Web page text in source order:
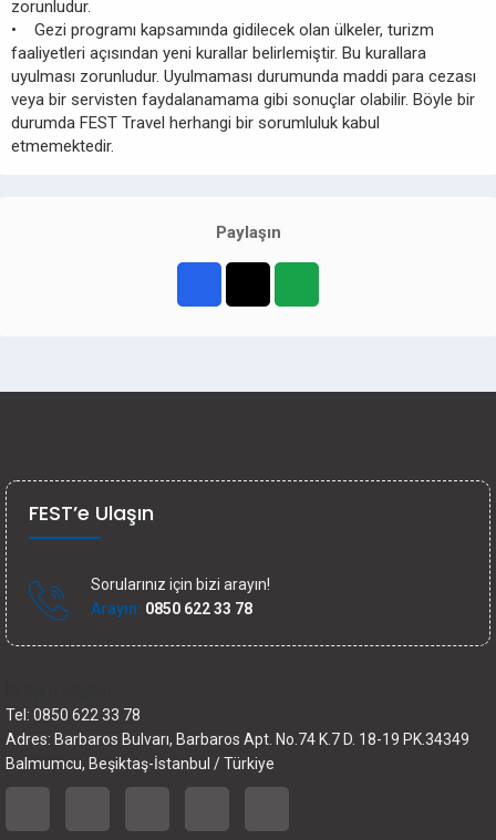
zorunludur.
• Gezi programı kapsamında gidilecek olan ülkeler, turizm
faaliyetleri açısından yeni kurallar belirlemiştir. Bu kurallara
uyulması zorunludur. Uyulmaması durumunda maddi para cezası
veya bir servisten faydalanamama gibi sonuçlar olabilir. Böyle bir
durumda FEST Travel herhangi bir sorumluluk kabul
etmemektedir.
Paylaşın
FEST’e Ulaşın
Sorularınız için bizi arayın!
Arayın: 0850 622 33 78
Tel: 0850 622 33 78
Adres: Barbaros Bulvarı, Barbaros Apt. No.74 K.7 D. 18-19 PK.34349
Balmumcu, Beşiktaş-İstanbul / Türkiye